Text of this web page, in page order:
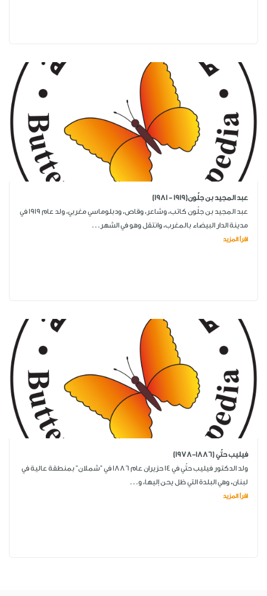
عبد المجيد بن جلّون(1919 - 1981)
عبد المجيد بن جلّون كاتب، وشاعر، وقاص، ودبلوماسي مغربي، ولد عام 1919 في
مدينة الدار البيضاء بالمغرب، وانتقل وهو في الشهر...
اقرأ المزيد
فيليب حتّي (1886-1978)
ولد الدكتور فيليب حتّي في 14 حزيران عام 1886 في "شملان" بمنطقة عالية في
لبنان، وهي البلدة التي ظل يحن إليها، و...
اقرأ المزيد